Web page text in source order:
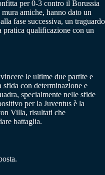
per 0-3 contro il Borussia
amiche, hanno dato un
fase successiva, un traguardo
pratica qualificazione con un
le ultime due partite e
con determinazione e
specialmente nelle sfide
per la Juventus è la
Villa, risultati che
battaglia.